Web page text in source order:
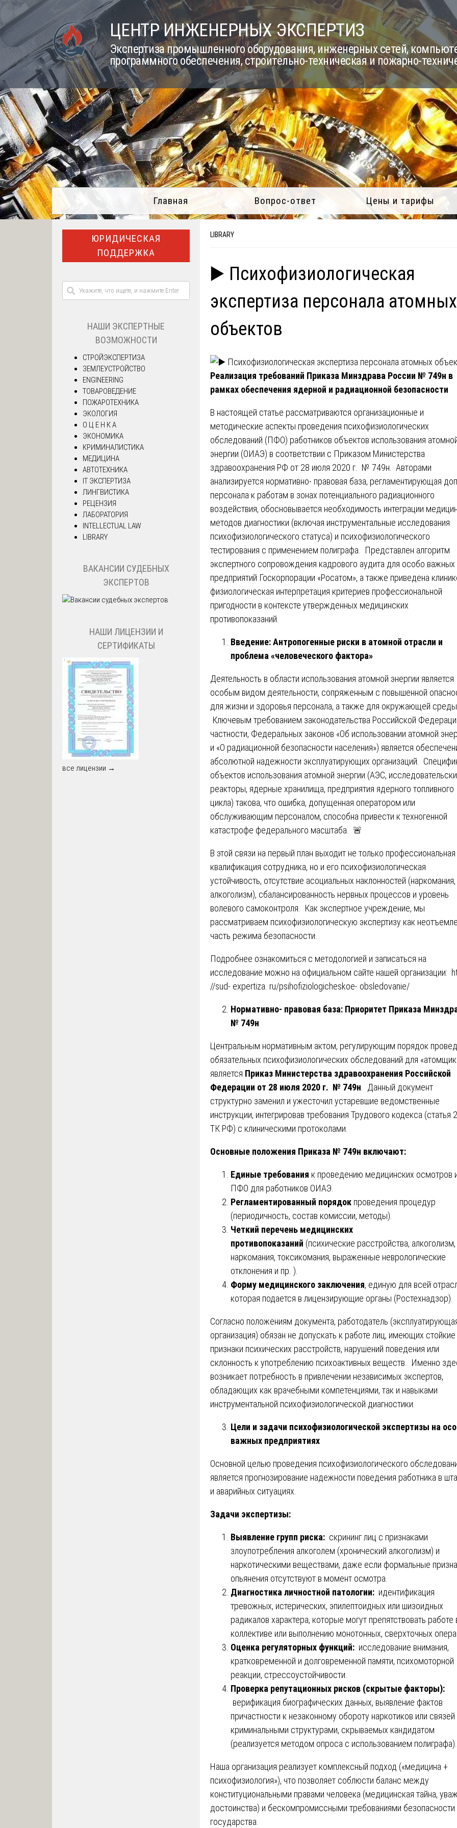
Skip
to
content
ЦЕНТР ИНЖЕНЕРНЫХ ЭКСПЕРТИЗ
Экспертиза промышленного оборудования, инженерных сетей,
программного обеспечения, строительно-техническая и пожарно-
Главная Вопрос-ответ Цены и тарифы
LIBRARY
▶️ Психофизиологическая
экспертиза персонала атомных
объектов
Реализация требований Приказа Минздрава России № 749н в
рамках обеспечения ядерной и радиационной безопасности
В настоящей статье рассматриваются организационные и
методические аспекты проведения психофизиологических
обследований (ПФО) работников объектов использования
энергии (ОИАЭ) в соответствии с Приказом Министерства
здравоохранения РФ от 28 июля 2020 г. № 749н. Авторами
анализируется нормативно- правовая база, регламентирующая
персонала к работам в зонах потенциального радиационного
воздействия, обосновывается необходимость интеграции
методов диагностики (включая инструментальные исследования
психофизиологического статуса) и психофизиологического
тестирования с применением полиграфа. Представлен алгоритм
экспертного сопровождения кадрового аудита для особо важных
предприятий Госкорпорации «Росатом», а также приведена
физиологическая интерпретация критериев профессиональной
пригодности в контексте утвержденных медицинских
противопоказаний.
Введение: Антропогенные риски в атомной отрасли и
проблема «человеческого фактора»
Деятельность в области использования атомной энергии является
особым видом деятельности, сопряженным с повышенной
для жизни и здоровья персонала, а также для окружающей среды.
Ключевым требованием законодательства Российской
частности, Федеральных законов «Об использовании атомной
и «О радиационной безопасности населения») является
абсолютной надежности эксплуатирующих организаций.
объектов использования атомной энергии (АЭС,
реакторы, ядерные хранилища, предприятия ядерного топливного
цикла) такова, что ошибка, допущенная оператором или
обслуживающим персоналом, способна привести к техногенной
катастрофе федерального масштаба. 🚨
В этой связи на первый план выходит не только профессиональная
квалификация сотрудника, но и его психофизиологическая
устойчивость, отсутствие асоциальных наклонностей (наркомания,
алкоголизм), сбалансированность нервных процессов и уровень
волевого самоконтроля. Как экспертное учреждение, мы
рассматриваем психофизиологическую экспертизу как
часть режима безопасности.
Подробнее ознакомиться с методологией и записаться на
исследование можно на официальном сайте нашей организации:
//sud- expertiza. ru/psihofiziologicheskoe- obsledovanie/
Нормативно- правовая база: Приоритет Приказа
№ 749н
Центральным нормативным актом, регулирующим порядок
обязательных психофизиологических обследований для
является Приказ Министерства здравоохранения Российской
Федерации от 28 июля 2020 г. № 749н . Данный документ
структурно заменил и ужесточил устаревшие ведомственные
инструкции, интегрировав требования Трудового кодекса (статья
ТК РФ) с клиническими протоколами.
Основные положения Приказа № 749н включают:
Единые требования к проведению медицинских осмотров
ПФО для работников ОИАЭ.
Регламентированный порядок проведения процедур
(периодичность, состав комиссии, методы).
Четкий перечень медицинских
противопоказаний (психические расстройства, алкоголизм,
наркомания, токсикомания, выраженные неврологические
отклонения и пр. ).
Форму медицинского заключения, единую для всей
которая подается в лицензирующие органы (Ростехнадзор).
Согласно положениям документа, работодатель
организация) обязан не допускать к работе лиц, имеющих стойкие
признаки психических расстройств, нарушений поведения или
склонность к употреблению психоактивных веществ. Именно
возникает потребность в привлечении независимых экспертов,
обладающих как врачебными компетенциями, так и навыками
инструментальной психофизиологической диагностики.
Цели и задачи психофизиологической экспертизы на
важных предприятиях
Основной целью проведения психофизиологического
является прогнозирование надежности поведения работника в
и аварийных ситуациях.
Задачи экспертизы:
Выявление групп риска: скрининг лиц с признаками
злоупотребления алкоголем (хронический алкоголизм) и
наркотическими веществами, даже если формальные
опьянения отсутствуют в момент осмотра.
Диагностика личностной патологии: идентификация
тревожных, истерических, эпилептоидных или шизоидных
радикалов характера, которые могут препятствовать работе
коллективе или выполнению монотонных, сверхточных
Оценка регуляторных функций: исследование внимания,
кратковременной и долговременной памяти, психомоторной
реакции, стрессоустойчивости.
Проверка репутационных рисков (скрытые факторы):
верификация биографических данных, выявление фактов
причастности к незаконному обороту наркотиков или связей
криминальными структурами, скрываемых кандидатом
(реализуется методом опроса с использованием полиграфа).
Наша организация реализует комплексный подход («медицина +
психофизиология»), что позволяет соблюсти баланс между
конституциональными правами человека (медицинская тайна,
достоинства) и бескомпромиссными требованиями безопасности
государства.
ЮРИДИЧЕСКАЯ
ПОДДЕРЖКА
НАШИ ЭКСПЕРТНЫЕ
ВОЗМОЖНОСТИ
СТРОЙЭКСПЕРТИЗА
ЗЕМЛЕУСТРОЙСТВО
ENGINEERING
ТОВАРОВЕДЕНИЕ
ПОЖАРОТЕХНИКА
ЭКОЛОГИЯ
О Ц Е Н К А
ЭКОНОМИКА
КРИМИНАЛИСТИКА
МЕДИЦИНА
АВТОТЕХНИКА
IT ЭКСПЕРТИЗА
ЛИНГВИСТИКА
РЕЦЕНЗИЯ
ЛАБОРАТОРИЯ
INTELLECTUAL LAW
LIBRARY
ВАКАНСИИ СУДЕБНЫХ
ЭКСПЕРТОВ
НАШИ ЛИЦЕНЗИИ И
СЕРТИФИКАТЫ
все лицензии →